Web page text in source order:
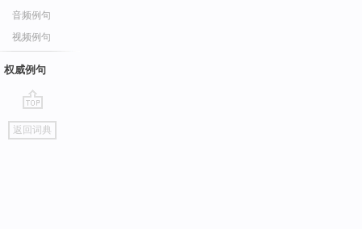
音频例句
视频例句
权威例句
go
top
返回词典